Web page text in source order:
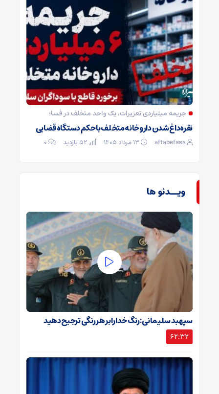
جریمه میلیاردی تعزیرات، یک واحد متخلف در فسا؛
نقره‌داغ شدن داروخانه متخلف با حکم دستگاه قضایی
aftabefasa ۰
ویــدئو ها
سپهبد سلیمانی: رنگ خدا را بر هر رنگی ترجیح دهید
62:32